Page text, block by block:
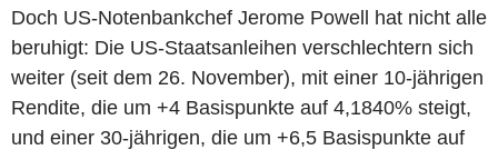
Doch US-Notenbankchef Jerome Powell hat nicht alle
beruhigt: Die US-Staatsanleihen verschlechtern sich
weiter (seit dem 26. November), mit einer 10-jährigen
Rendite, die um +4 Basispunkte auf 4,1840% steigt,
und einer 30-jährigen, die um +6,5 Basispunkte auf